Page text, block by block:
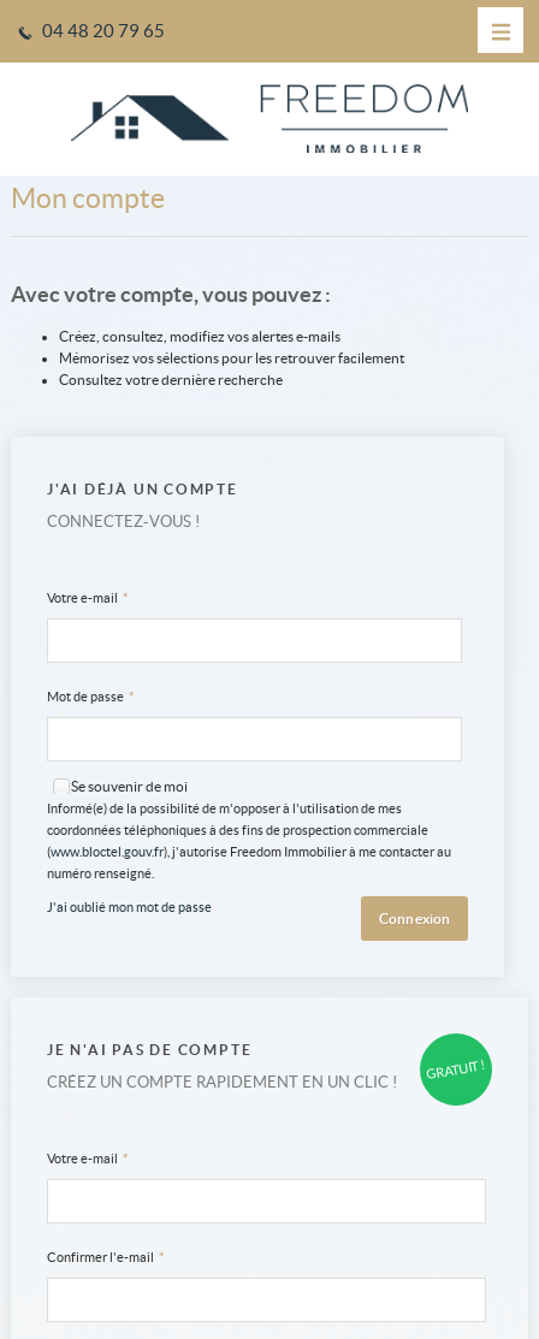
04 48 20 79 65
Mon compte
Avec votre compte, vous pouvez :
Créez, consultez, modifiez vos alertes e-mails
Mémorisez vos sélections pour les retrouver facilement
Consultez votre dernière recherche
J'AI DÉJÀ UN COMPTE
CONNECTEZ-VOUS !
Votre e-mail *
Mot de passe *
Se souvenir de moi
Informé(e) de la possibilité de m'opposer à l'utilisation de mes
coordonnées téléphoniques à des fins de prospection commerciale
(www.bloctel.gouv.fr), j'autorise Freedom Immobilier à me contacter au
numéro renseigné.
J'ai oublié mon mot de passe
GRATUIT !
JE N'AI PAS DE COMPTE
CRÉEZ UN COMPTE RAPIDEMENT EN UN CLIC !
Votre e-mail *
Confirmer l'e-mail *